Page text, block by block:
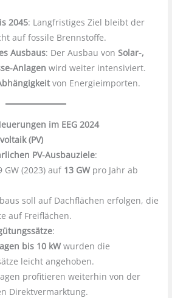
2045: Langfristiges Ziel bleibt der
auf fossile Brennstoffe.
Ausbaus: Der Ausbau von Solar-,
Anlagen wird weiter intensiviert.
von Energieimporten.
im EEG 2024
(PV)
PV-Ausbauziele:
GW (2023) auf 13 GWpro Jahr ab
soll auf Dachflächen erfolgen, die
auf Freiflächen.
:
bis 10 kWwurden die
leicht angehoben.
profitieren weiterhin von der
Direktvermarktung.